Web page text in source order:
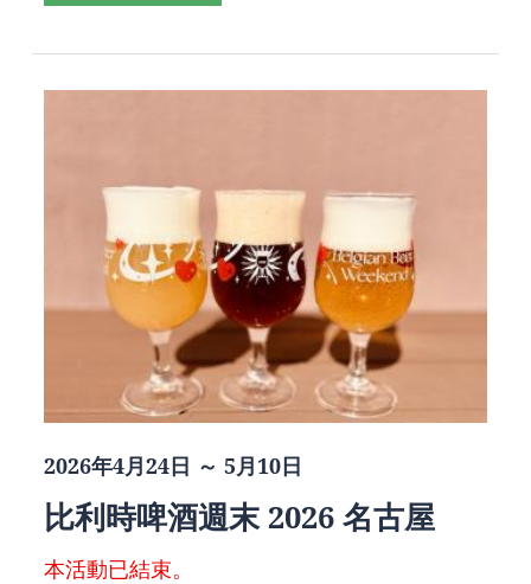
2026年4月24日 ～ 5月10日
比利時啤酒週末 2026 名古屋
本活動已結束。